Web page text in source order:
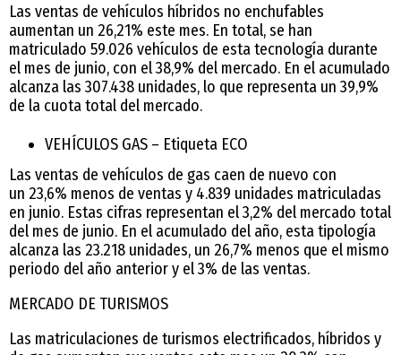
Las ventas de vehículos híbridos no enchufables
aumentan un 26,21% este mes. En total, se han
matriculado 59.026 vehículos de esta tecnología durante
el mes de junio, con el 38,9% del mercado. En el acumulado
alcanza las 307.438 unidades, lo que representa un 39,9%
de la cuota total del mercado.
VEHÍCULOS GAS – Etiqueta ECO
Las ventas de vehículos de gas caen de nuevo con
un 23,6% menos de ventas y 4.839 unidades matriculadas
en junio. Estas cifras representan el 3,2% del mercado total
del mes de junio. En el acumulado del año, esta tipología
alcanza las 23.218 unidades, un 26,7% menos que el mismo
periodo del año anterior y el 3% de las ventas.
MERCADO DE TURISMOS
Las matriculaciones de turismos electrificados, híbridos y